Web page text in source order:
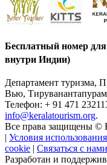
Бесплатный номер для
внутри Индии)
Департамент туризма,
Вью,
Телефон: + 91 471
info@keralatourism.org.
Все права защищены ©
| Условия использования
cookie | Связаться с нами
Разработан и